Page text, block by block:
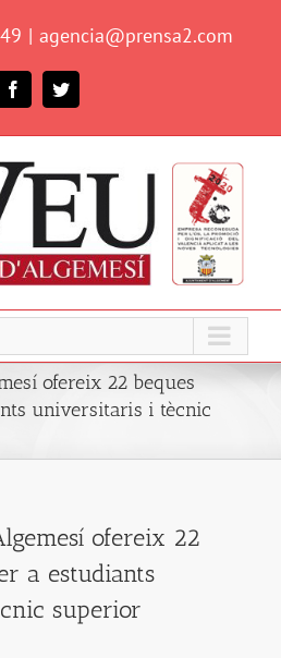
| agencia@prensa2.com
FacebookTwitter
ofereix 22 beques
universitaris i tècnic
ofereix 22
a estudiants
superior